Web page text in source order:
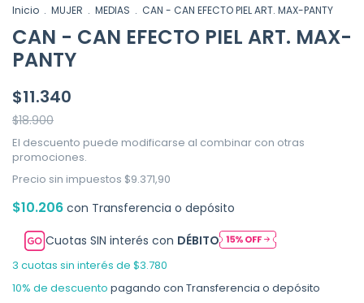
Inicio . MUJER . MEDIAS . CAN - CAN EFECTO PIEL ART. MAX-PANTY
CAN - CAN EFECTO PIEL ART. MAX-
PANTY
$11.340
$18.900
El descuento puede modificarse al combinar con otras
promociones.
Precio sin impuestos $9.371,90
$10.206 con Transferencia o depósito
Cuotas SIN interés con DÉBITO
3 cuotas sin interés de $3.780
10% de descuento pagando con Transferencia o depósito